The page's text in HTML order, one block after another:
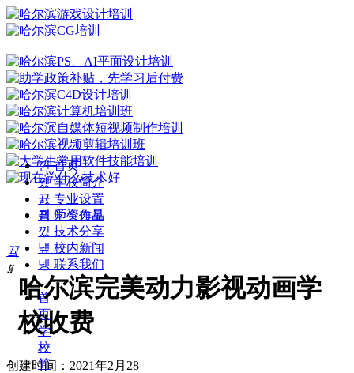
낀 首页
뀄 学校简介
뀴 专业设置
끡 学生作品
뀡 师资力量
낐 技术分享
넆 校内新闻
넹 联系我们
끀
ꁲ
首
页
学
校
简
哈尔滨完美动力影视动画学
校收费
创建时间： 2021年2月28